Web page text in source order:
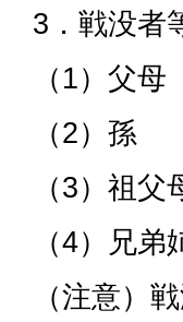
3．戦没者
（1）父母
（2）孫
（3）祖父
（4）兄弟
（注意）